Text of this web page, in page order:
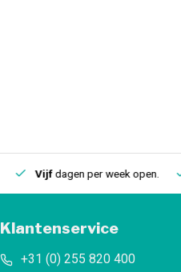
Vijfdagen per week open.
Klantenservice
+31 (0) 255 820 400